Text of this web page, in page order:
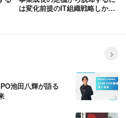
は変化前提のIT組織戦略しかな
池田八輝が語る